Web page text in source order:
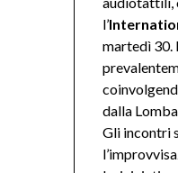
l’
martedì 30.
dalla
Gli incontri